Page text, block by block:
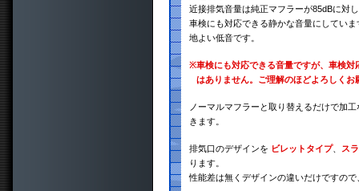
近接排気音量は純正マフラーが85dBに対
車検にも対応できる静かな音量にしてい
地よい低音です。
※車検にも対応できる音量ですが、車検
はありません。ご理解のほどよろしくお
ノーマルマフラーと取り替えるだけで加
きます。
排気口のデザインを ビレットタイプ、 ス
ります。
性能差は無くデザインの違いだけですの